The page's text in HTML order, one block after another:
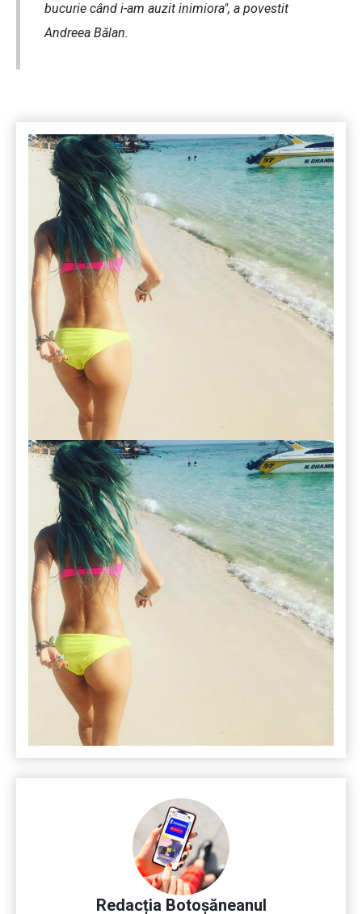
bucurie când i-am auzit inimiora", a povestit
Andreea Bălan.
Redacția Botoșăneanul